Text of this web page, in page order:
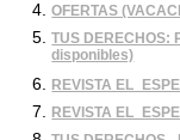
OFERTAS
TUS DERECHOS:
disponibles)
REVISTA
REVISTA